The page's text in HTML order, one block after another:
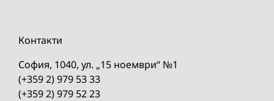
Контакти
София, 1040, ул. „15 ноември“ №1
(+359 2) 979 53 33
(+359 2) 979 52 23